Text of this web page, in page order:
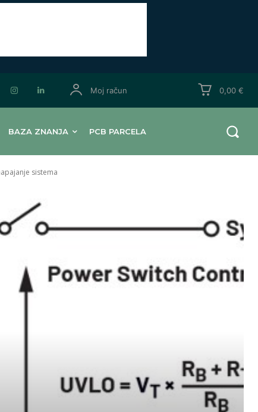
Moj račun 0,00 €
BAZA ZNANJA PCB PARCELA
sistema